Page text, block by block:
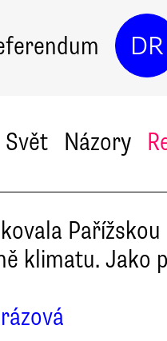
DR
Svět Názory
klimatu. Jako